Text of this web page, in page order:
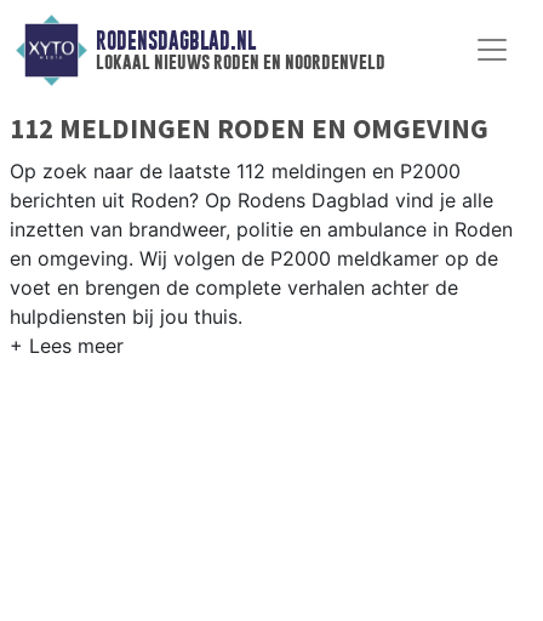
RODENSDAGBLAD.NL
lokaal nieuws roden en noordenveld
112 MELDINGEN RODEN EN OMGEVING
Op zoek naar de laatste 112 meldingen en P2000
berichten uit Roden? Op Rodens Dagblad vind je alle
inzetten van brandweer, politie en ambulance in Roden
en omgeving. Wij volgen de P2000 meldkamer op de
voet en brengen de complete verhalen achter de
hulpdiensten bij jou thuis.